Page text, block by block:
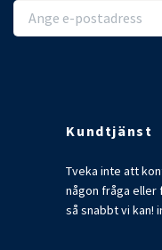
Kundtjänst
Tveka inte att
någon fråga eller
så snabbt vi kan!